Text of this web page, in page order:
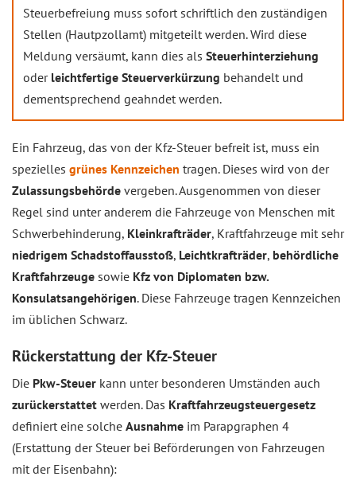
Steuerbefreiung muss sofort schriftlich den zuständigen
Stellen (Hautpzollamt) mitgeteilt werden. Wird diese
Meldung versäumt, kann dies als Steuerhinterziehung
oder leichtfertige Steuerverkürzung behandelt und
dementsprechend geahndet werden.
Ein Fahrzeug, das von der Kfz-Steuer befreit ist, muss ein
spezielles grünes Kennzeichen tragen. Dieses wird von der
Zulassungsbehörde vergeben. Ausgenommen von dieser
Regel sind unter anderem die Fahrzeuge von Menschen mit
Schwerbehinderung, Kleinkrafträder, Kraftfahrzeuge mit sehr
niedrigem Schadstoffausstoß, Leichtkrafträder, behördliche
Kraftfahrzeuge sowie Kfz von Diplomaten bzw.
Konsulatsangehörigen. Diese Fahrzeuge tragen Kennzeichen
im üblichen Schwarz.
Rückerstattung der Kfz-Steuer
Die Pkw-Steuer kann unter besonderen Umständen auch
zurückerstattet werden. Das Kraftfahrzeugsteuergesetz
definiert eine solche Ausnahme im Parapgraphen 4
(Erstattung der Steuer bei Beförderungen von Fahrzeugen
mit der Eisenbahn):